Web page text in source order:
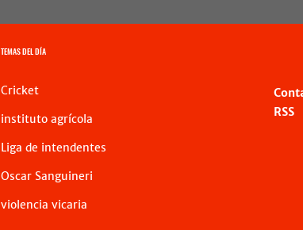
TEMAS DEL DÍA
Cricket
instituto agrícola
Liga de intendentes
Oscar Sanguineri
violencia vicaria
RSS